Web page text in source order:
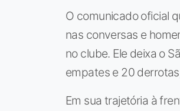
O comunicado oficial
nas conversas e
no clube. Ele deixa o
empates e 20
Em sua trajetória à